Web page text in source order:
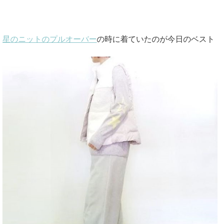
星のニットのプルオーバーの時に着ていたのが今日のベスト